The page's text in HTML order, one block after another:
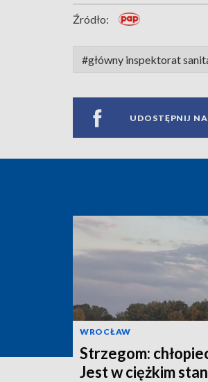
Źródło:
#główny inspektorat
UDOSTĘPNIJ
WROCŁAW
Strzegom:
Jest w ciężkim